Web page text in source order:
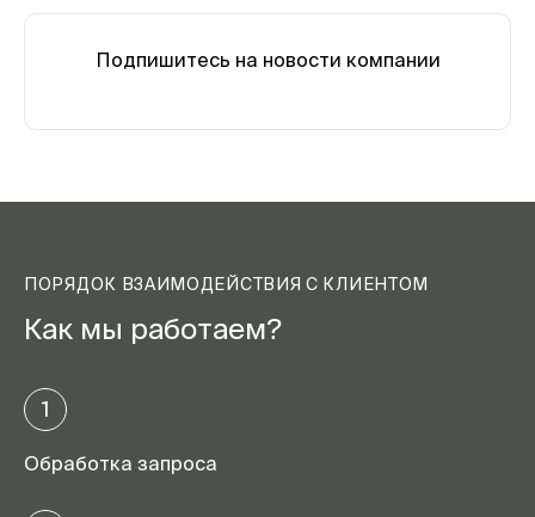
Подпишитесь на новости компании
ПОРЯДОК ВЗАИМОДЕЙСТВИЯ С КЛИЕНТОМ
Как мы работаем?
1
Обработка запроса